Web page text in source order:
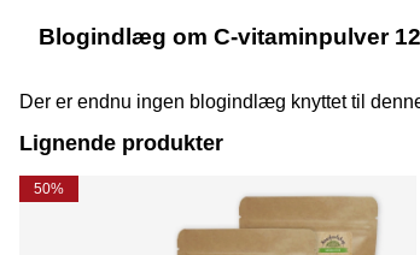
Blogindlæg om C-vitaminpulver
Der er endnu ingen blogindlæg knyttet til
Lignende produkter
50%